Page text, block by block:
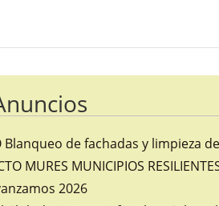
Blanqueo de fachadas y limpieza
MURES MUNICIPIOS
2026